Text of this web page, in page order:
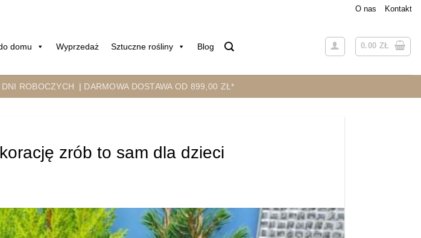
O nas Kontakt
domu Wyprzedaż Sztuczne rośliny Blog 0.00 ZŁ
ROBOCZYCH | DARMOWA DOSTAWA OD 899,00 ZŁ*
zrób to sam dla dzieci